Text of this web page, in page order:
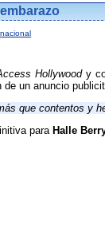
Hollywoody
de un anuncio
que contentos y
para Halle